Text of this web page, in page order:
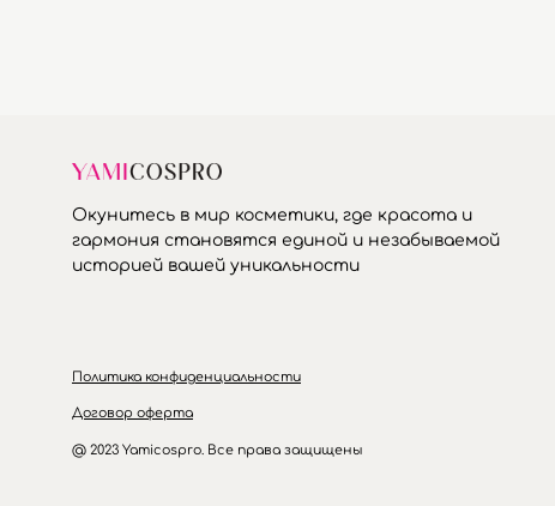
Окунитесь в мир косметики, где красота и
гармония становятся единой и незабываемой
историей вашей уникальности
Политика конфиденциальности
Договор оферта
@ 2023 Yamicospro. Все права защищены